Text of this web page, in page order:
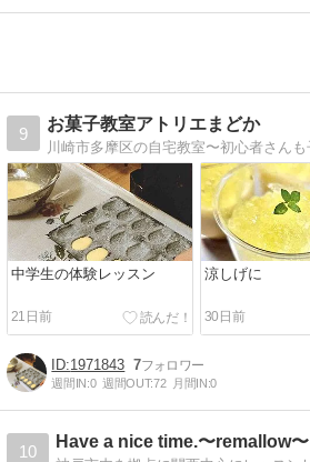
9
お菓子教室アトリエまどか
中学生の体験レッスン
21日前
涼しげに
30日前
1971843 7
週間IN:0 週間OUT:72 月間IN:0
10
Have a nice time.〜remallow〜